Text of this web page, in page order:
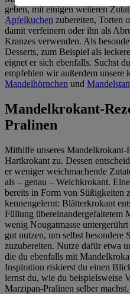
geben, mit einigen weiteren
Apfelkuchen zubereiten, Torten
damit verfeinern oder ihn als
Kranzes verwenden. Als
Desserts, zum Beispiel als
eignet er sich ebenfalls. Suchst
empfehlen wir außerdem unsere
Mandelhörnchen und
Mandelkrokant-
Pralinen
Mithilfe unseres Mandelkrokant-
Hartkrokant zu. Dessen
er weniger weichmachende
als – genau – Weichkrokant.
bereits in Form von Süßigkeiten
kennengelernt: Blätterkrokant
Füllung übereinandergefaltetem
wenig Nougatmasse
gut nutzen, um selbst besondere
zuzubereiten. Nutze dafür etwa
die du ebenfalls mit
Inspiration riskierst du einen
lernst du, wie du beispielsweise
Marzipan-Pralinen selber machst.
Informationen zum
imImpressum